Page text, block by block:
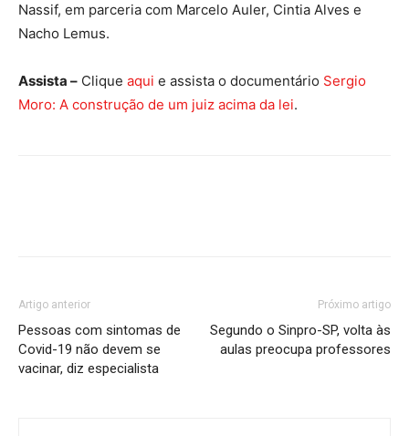
Nassif, em parceria com Marcelo Auler, Cintia Alves e
Nacho Lemus.
Assista – Clique aqui e assista o documentário Sergio
Moro: A construção de um juiz acima da lei.
Artigo anterior
Pessoas com sintomas de
Covid-19 não devem se
vacinar, diz especialista
Próximo artigo
Segundo o Sinpro-SP, volta às
aulas preocupa professores